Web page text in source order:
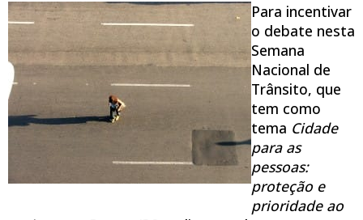
Para incentivar
o debate nesta
Semana
Nacional de
Trânsito, que
tem como
tema Cidade
para as
pessoas:
proteção e
prioridade ao